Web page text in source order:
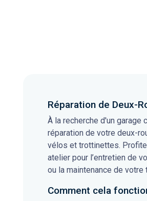
Réparation de Deux-
À la recherche d'un
réparation de votre deux-
vélos et trottinettes.
atelier pour l’entretien de
ou la maintenance de votre
Comment cela